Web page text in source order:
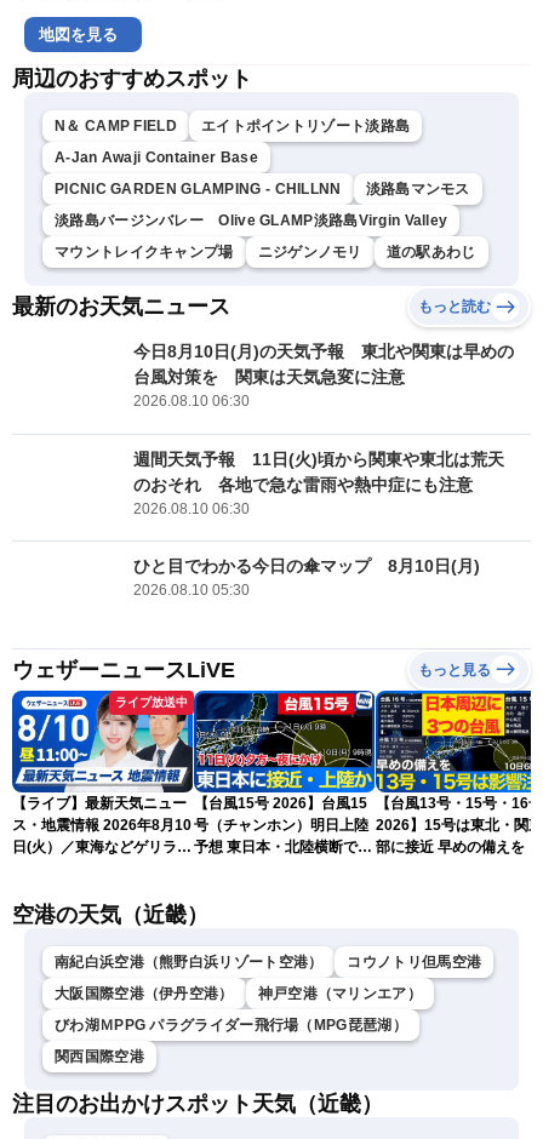
地図を見る
周辺のおすすめスポット
N＆ CAMP FIELD
エイトポイントリゾート淡路島
A-Jan Awaji Container Base
PICNIC GARDEN GLAMPING - CHILLNN
淡路島マンモス
淡路島バージンバレー Olive GLAMP淡路島Virgin Valley
マウントレイクキャンプ場
ニジゲンノモリ 道の駅あわじ
最新のお天気ニュース もっと読む
今日8月10日(月)の天気予報 東北や関東は早めの
台風対策を 関東は天気急変に注意
2026.08.10 06:30
週間天気予報 11日(火)頃から関東や東北は荒天
のおそれ 各地で急な雷雨や熱中症にも注意
2026.08.10 06:30
ひと目でわかる今日の傘マップ 8月10日(月)
2026.08.10 05:30
ウェザーニュースLiVE もっと見る
ライブ放送中
【ライブ】最新天気ニュー
ス・地震情報 2026年8月10
日(火）／東海などゲリラ雷
ュースLiVEコーヒータイ
【台風15号 2026】台風15
号（チャンホン）明日上陸
予想 東日本・北陸横断で大
【台風13号・15号・16号
2026】15号は東北・関
部に接近 早めの備えを（
空港の天気（近畿）
南紀白浜空港（熊野白浜リゾート空港）
コウノトリ但馬空港
大阪国際空港（伊丹空港）
神戸空港（マリンエア）
びわ湖ＭPPG パラグライダー飛行場（MPG琵琶湖）
関西国際空港
注目のお出かけスポット天気（近畿）